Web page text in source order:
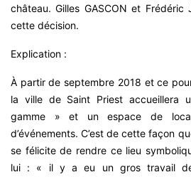
château. Gilles GASCON et
cette décision.
Explication :
À partir de septembre 2018 et ce
la ville de Saint Priest accueillera
gamme » et un espace de
d’événements. C’est de cette façon
se félicite de rendre ce lieu
lui : « il y a eu un gros travail